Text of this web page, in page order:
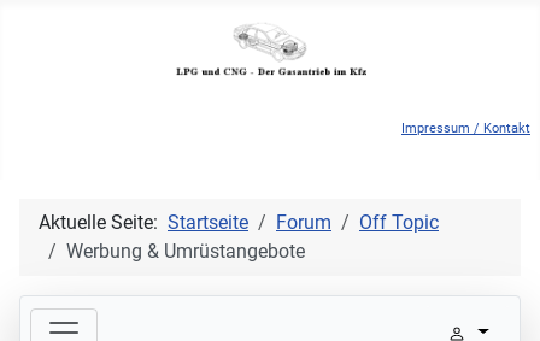
Impressum / Kontakt
Aktuelle Seite: Startseite Forum
Off Topic
Werbung & Umrüstangebote